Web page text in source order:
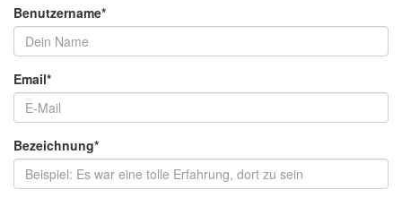
Benutzername*
Email*
Bezeichnung*